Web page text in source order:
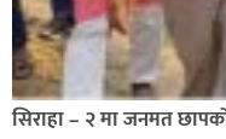
सिराहा – २ मा जनमत